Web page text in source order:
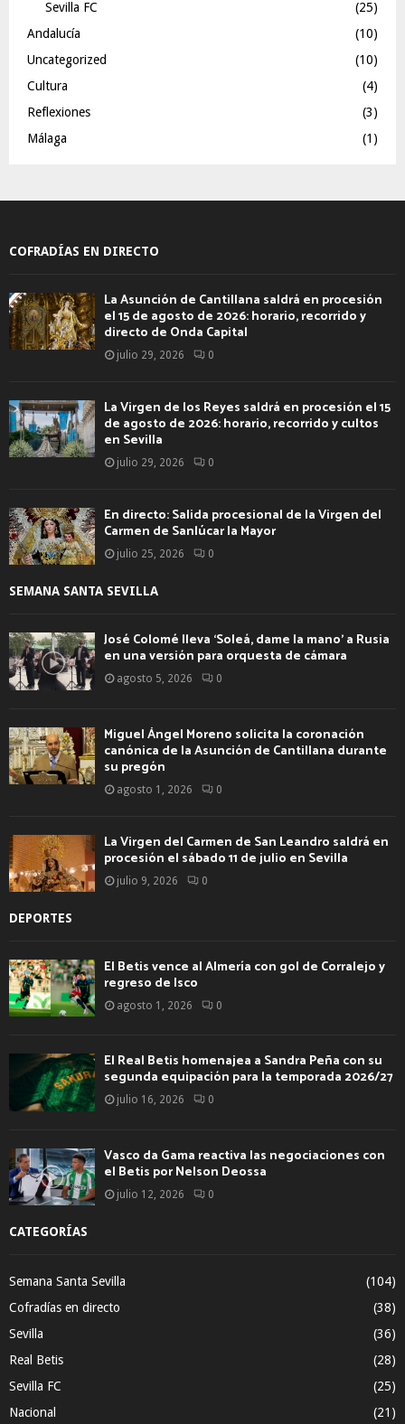
Sevilla FC
(25)
Andalucía
(10)
Uncategorized
(10)
Cultura
(4)
Reflexiones
(3)
Málaga
(1)
COFRADÍAS EN DIRECTO
La Asunción de Cantillana saldrá en procesión
el 15 de agosto de 2026: horario, recorrido y
directo de Onda Capital
julio 29, 2026 0
La Virgen de los Reyes saldrá en procesión el 15
de agosto de 2026: horario, recorrido y cultos
en Sevilla
julio 29, 2026 0
En directo: Salida procesional de la Virgen del
Carmen de Sanlúcar la Mayor
julio 25, 2026 0
SEMANA SANTA SEVILLA
José Colomé lleva ‘Soleá, dame la mano’ a Rusia
en una versión para orquesta de cámara
agosto 5, 2026 0
Miguel Ángel Moreno solicita la coronación
canónica de la Asunción de Cantillana durante
su pregón
agosto 1, 2026 0
La Virgen del Carmen de San Leandro saldrá en
procesión el sábado 11 de julio en Sevilla
julio 9, 2026 0
DEPORTES
El Betis vence al Almería con gol de Corralejo y
regreso de Isco
agosto 1, 2026 0
El Real Betis homenajea a Sandra Peña con su
segunda equipación para la temporada 2026/27
julio 16, 2026 0
Vasco da Gama reactiva las negociaciones con
el Betis por Nelson Deossa
julio 12, 2026 0
CATEGORÍAS
Semana Santa Sevilla
(104)
Cofradías en directo
(38)
Sevilla
(36)
Real Betis
(28)
Sevilla FC
(25)
Nacional
(21)